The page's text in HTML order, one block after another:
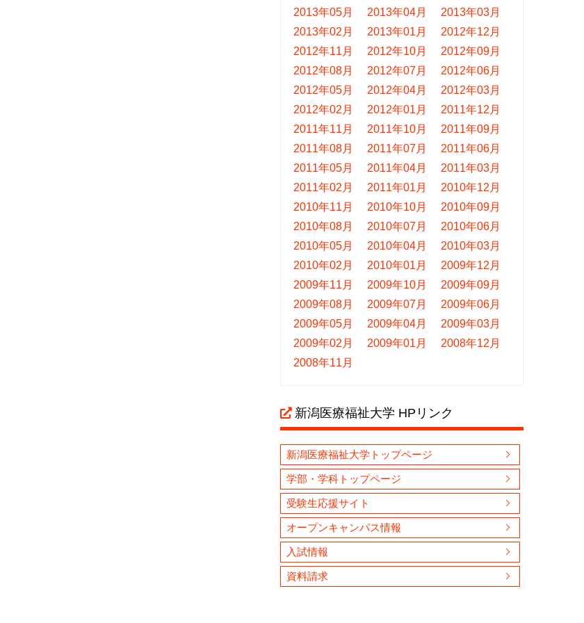
2013年05月 2013年04月
2013年03月
2013年02月
2013年01月
2012年12月
2012年11月
2012年10月
2012年09月
2012年08月
2012年07月
2012年06月
2012年05月
2012年04月
2012年03月
2012年02月
2012年01月
2011年12月
2011年11月
2011年10月
2011年09月
2011年08月
2011年07月
2011年06月
2011年05月
2011年04月
2011年03月
2011年02月
2011年01月
2010年12月
2010年11月
2010年10月
2010年09月
2010年08月
2010年07月
2010年06月
2010年05月
2010年04月
2010年03月
2010年02月
2010年01月
2009年12月
2009年11月
2009年10月
2009年09月
2009年08月
2009年07月
2009年06月
2009年05月
2009年04月
2009年03月
2009年02月
2009年01月
2008年12月
2008年11月
新潟医療福祉大学 HPリンク
新潟医療福祉大学トップページ
学部・学科トップページ
受験生応援サイト
オープンキャンパス情報
入試情報
資料請求